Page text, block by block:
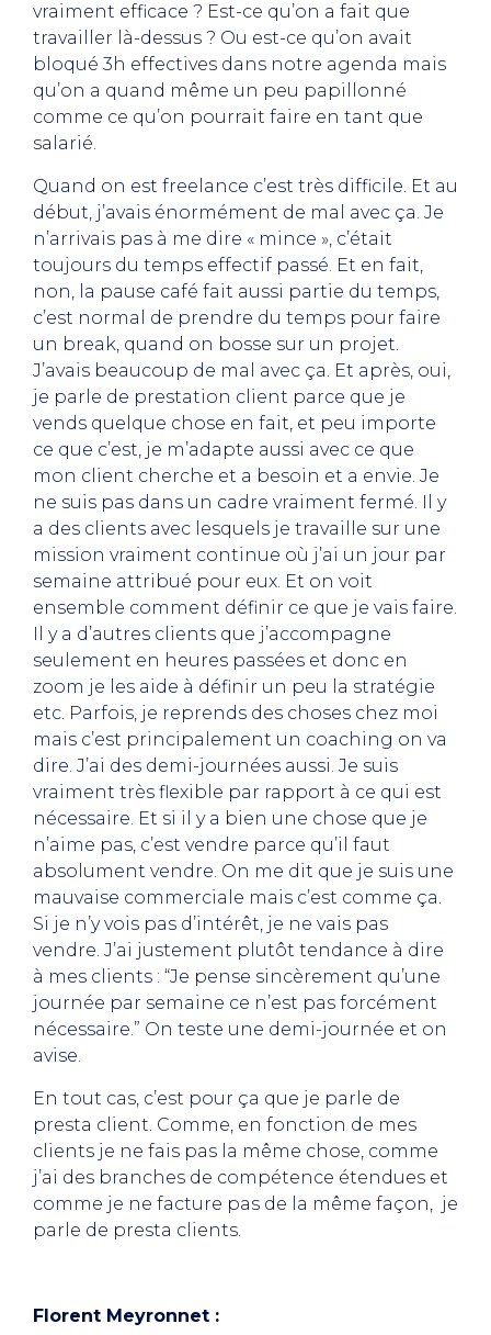
vraiment efficace ? Est-ce qu’on a fait que
travailler là-dessus ? Ou est-ce qu’on avait
bloqué 3h effectives dans notre agenda mais
qu’on a quand même un peu papillonné
comme ce qu’on pourrait faire en tant que
salarié.
Quand on est freelance c’est très difficile. Et au
début, j’avais énormément de mal avec ça. Je
n’arrivais pas à me dire « mince », c’était
toujours du temps effectif passé. Et en fait,
non, la pause café fait aussi partie du temps,
c’est normal de prendre du temps pour faire
un break, quand on bosse sur un projet.
J’avais beaucoup de mal avec ça. Et après, oui,
je parle de prestation client parce que je
vends quelque chose en fait, et peu importe
ce que c’est, je m’adapte aussi avec ce que
mon client cherche et a besoin et a envie. Je
ne suis pas dans un cadre vraiment fermé. Il y
a des clients avec lesquels je travaille sur une
mission vraiment continue où j’ai un jour par
semaine attribué pour eux. Et on voit
ensemble comment définir ce que je vais faire.
Il y a d’autres clients que j’accompagne
seulement en heures passées et donc en
zoom je les aide à définir un peu la stratégie
etc. Parfois, je reprends des choses chez moi
mais c’est principalement un coaching on va
dire. J’ai des demi-journées aussi. Je suis
vraiment très flexible par rapport à ce qui est
nécessaire. Et si il y a bien une chose que je
n’aime pas, c’est vendre parce qu’il faut
absolument vendre. On me dit que je suis une
mauvaise commerciale mais c’est comme ça.
Si je n’y vois pas d’intérêt, je ne vais pas
vendre. J’ai justement plutôt tendance à dire
à mes clients : “Je pense sincèrement qu’une
journée par semaine ce n’est pas forcément
nécessaire.” On teste une demi-journée et on
avise.
En tout cas, c’est pour ça que je parle de
presta client. Comme, en fonction de mes
clients je ne fais pas la même chose, comme
j’ai des branches de compétence étendues et
comme je ne facture pas de la même façon, je
parle de presta clients.
Florent Meyronnet :